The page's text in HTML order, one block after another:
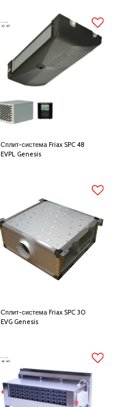
Сплит-система Friax SPC 48
EVPL Genesis
Сплит-система Friax SPC 30
EVG Genesis